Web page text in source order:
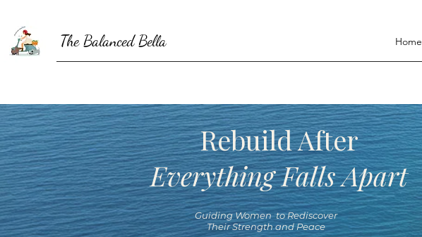
Home
The Balanced Bella
Rebuild After
Everything Falls Apart
Guiding Women to Rediscover
Their Strength and Peace